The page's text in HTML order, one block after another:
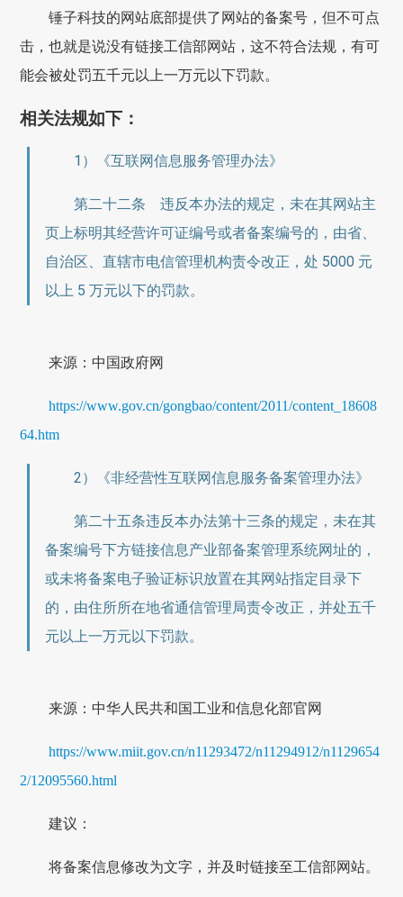
锤子科技的网站底部提供了网站的备案号，但不可点
击，也就是说没有链接工信部网站，这不符合法规，有可
能会被处罚五千元以上一万元以下罚款。
相关法规如下：
1）《互联网信息服务管理办法》
第二十二条 违反本办法的规定，未在其网站主
页上标明其经营许可证编号或者备案编号的，由省、
自治区、直辖市电信管理机构责令改正，处 5000 元
以上 5 万元以下的罚款。
来源：中国政府网
https://www.gov.cn/gongbao/content/2011/content_18608
64.htm
2）《非经营性互联网信息服务备案管理办法》
第二十五条违反本办法第十三条的规定，未在其
备案编号下方链接信息产业部备案管理系统网址的，
或未将备案电子验证标识放置在其网站指定目录下
的，由住所所在地省通信管理局责令改正，并处五千
元以上一万元以下罚款。
来源：中华人民共和国工业和信息化部官网
https://www.miit.gov.cn/n11293472/n11294912/n1129654
2/12095560.html
建议：
将备案信息修改为文字，并及时链接至工信部网站。